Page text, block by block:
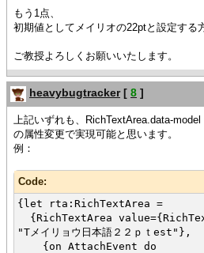
もう1点、
初期値としてメイリオの22ptと設定する
ご教授よろしくお願いいたします。
heavybugtracker [ 8 ]
上記いずれも、RichTextArea.data-
の属性変更で実現可能と思います。
例：
Code:
{let rta:RichTextArea =
{RichTextArea
"Tメイリョウ日本語２２ｐｔest"},
{on AttachEvent do